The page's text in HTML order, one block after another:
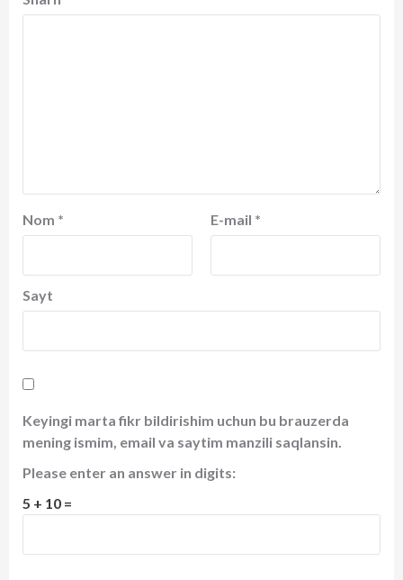
Nom * E-mail *
Sayt
Keyingi marta fikr bildirishim uchun bu brauzerda
mening ismim, email va saytim manzili saqlansin.
Please enter an answer in digits:
5 + 10 =